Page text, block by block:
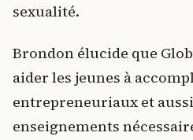
sexualité.
Brondon élucide que
aider les jeunes à
entrepreneuriaux et
enseignements